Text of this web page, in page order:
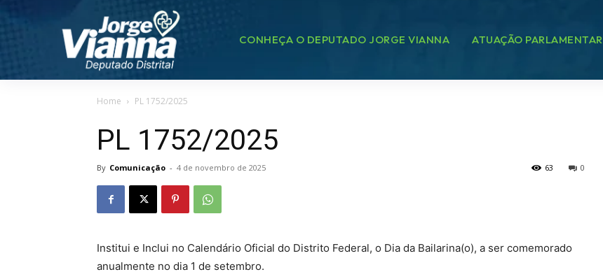
CONHEÇA O DEPUTADO JORGE VIANNA ATUAÇÃO PARLAMENTAR
Home PL 1752/2025
PL 1752/2025
By Comunicação - 4 de novembro de 2025 0
63
Institui e Inclui no Calendário Oficial do Distrito Federal, o Dia da Bailarina(o), a ser comemorado
anualmente no dia 1 de setembro.